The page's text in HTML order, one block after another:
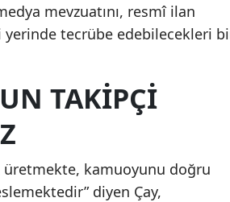
Şanlıurfa
mevzuatını, resmî ilan
yerinde tecrübe edebilecekleri
TAKIPÇI
üretmekte, kamuoyunu doğru
diyen Çay,